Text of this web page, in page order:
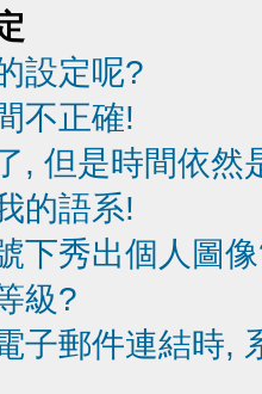
設定呢?
不正確!
, 但是時間依然
的語系!
下秀出個人圖
級?
子郵件連結時,